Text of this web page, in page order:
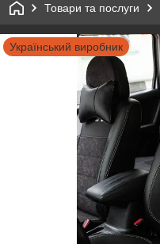
Товари та послуги
Український виробник